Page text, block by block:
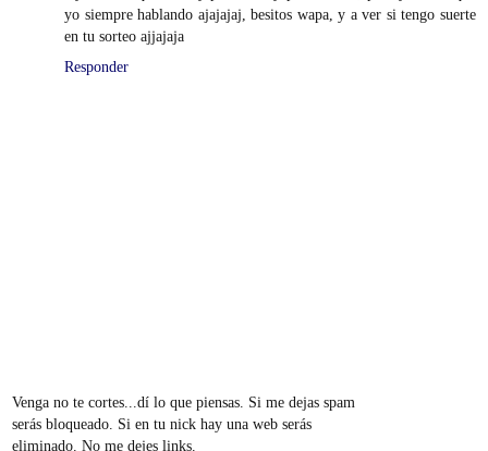
yo siempre hablando ajajajaj, besitos wapa, y a ver si tengo suerte
en tu sorteo ajjajaja
Responder
Venga no te cortes...dí lo que piensas. Si me dejas spam
serás bloqueado. Si en tu nick hay una web serás
eliminado. No me dejes links.